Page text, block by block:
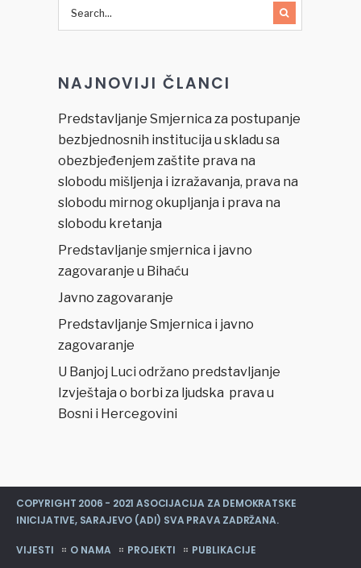
pravde
NAJNOVIJI ČLANCI
Predstavljanje Smjernica za postupanje
bezbjednosnih institucija u skladu sa
obezbjeđenjem zaštite prava na
slobodu mišljenja i izražavanja, prava na
slobodu mirnog okupljanja i prava na
slobodu kretanja
Predstavljanje smjernica i javno
zagovaranje u Bihaću
Javno zagovaranje
Predstavljanje Smjernica i javno
zagovaranje
U Banjoj Luci održano predstavljanje
Izvještaja o borbi za ljudska prava u
Bosni i Hercegovini
COPYRIGHT 2006 - 2021 ASOCIJACIJA ZA DEMOKRATSKE
INICIJATIVE, SARAJEVO (ADI) SVA PRAVA ZADRŽANA.
VIJESTI O NAMA PROJEKTI PUBLIKACIJE